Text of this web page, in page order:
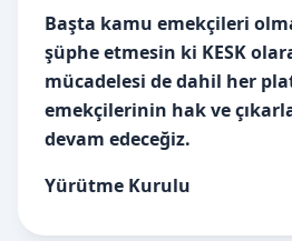
Başta kamu emekçileri
şüphe etmesin ki KESK
mücadelesi de dahil her
emekçilerinin hak ve
devam edeceğiz.
Yürütme Kurulu